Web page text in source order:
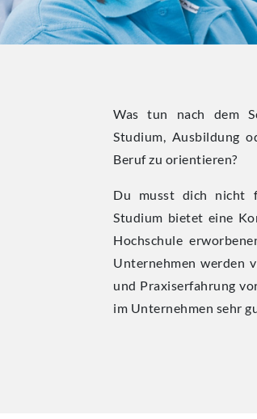
Was tun nach dem
Studium, Ausbildung
Beruf zu orientieren?
Du musst dich nicht
Studium bietet eine
Hochschule
Unternehmen werden
und Praxiserfahrung
im Unternehmen sehr